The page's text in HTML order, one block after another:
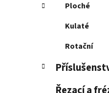
Ploché
Kulaté
Rotační